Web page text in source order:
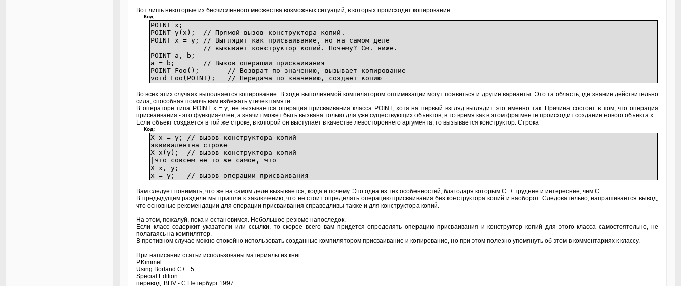
Вот лишь некоторые из бесчисленного множества возможных ситуаций, в которых происходит копирование:
Код:
POINT х;
POINT у(х); // Прямой вызов конструктора копий.
POINT х = у; // Выглядит как присваивание, но на самом деле
// вызывает конструктор копий. Почему? См. ниже.
POINT a, b;
a = b; // Вызов операции присваивания
POINT Foo(); // Возврат по значению, вызывает копирование
void Foo(POINT); // Передача по значению, создает копию
Во всех этих случаях выполняется копирование. В ходе выполняемой компилятором оптимизации могут появиться и другие варианты. Это та область, где знание действительно
сила, способная помочь вам избежать утечек памяти.
В операторе типа POINT х = у; не вызывается операция присваивания класса POINT, хотя на первый взгляд выглядит это именно так. Причина состоит в том, что операция
присваивания - это функция-член, а значит может быть вызвана только для уже существующих объектов, в то время как в этом фрагменте происходит создание нового объекта х.
Если объект создается в той же строке, в которой он выступает в качестве левостороннего аргумента, то вызывается конструктор. Строка
Код:
Х х = у; // вызов конструктора копий
эквивалентна строке
Х х(у); // вызов конструктора копий
|что совсем не то же самое, что
Х х, у;
х = у; // вызов операции присваивания
Вам следует понимать, что же на самом деле вызывается, когда и почему. Это одна из тех особенностей, благодаря которым C++ труднее и интереснее, чем С.
В предыдущем разделе мы пришли к заключению, что не стоит определять операцию присваивания без конструктора копий и наоборот. Следовательно, напрашивается вывод,
что основные рекомендации для операции присваивания справедливы также и для конструктора копий.
На этом, пожалуй, пока и остановимся. Небольшое резюме напоследок.
Если класс содержит указатели или ссылки, то скорее всего вам придется определять операцию присваивания и конструктор копий для этого класса самостоятельно, не
полагаясь на компилятор.
В противном случае можно спокойно использовать созданные компилятором присваивание и копирование, но при этом полезно упомянуть об этом в комментариях к классу.
При написании статьи использованы материалы из книг
P.Kimmel
Using Borland C++ 5
Special Edition
перевод BHV - С.Петербург 1997